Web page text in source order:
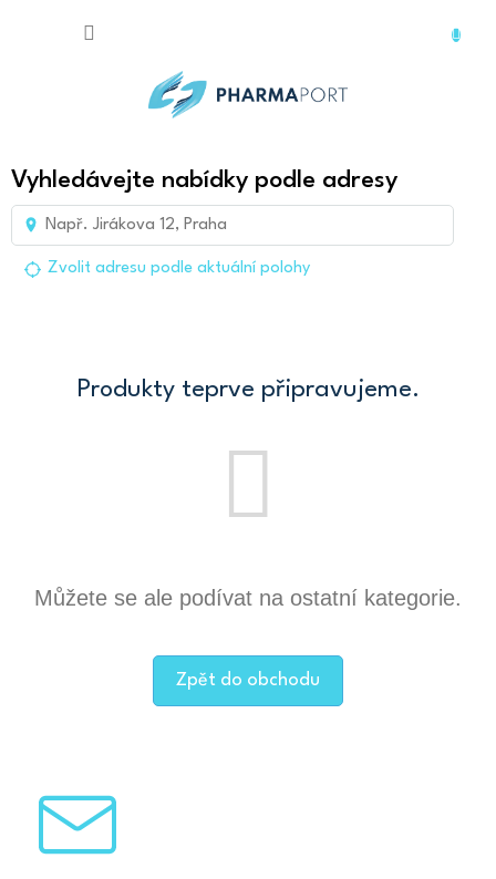
Produkty teprve připravujeme.
Můžete se ale podívat na ostatní kategorie.
Zpět do obchodu
Vyhledávejte nabídky podle adresy
Zvolit adresu podle aktuální polohy